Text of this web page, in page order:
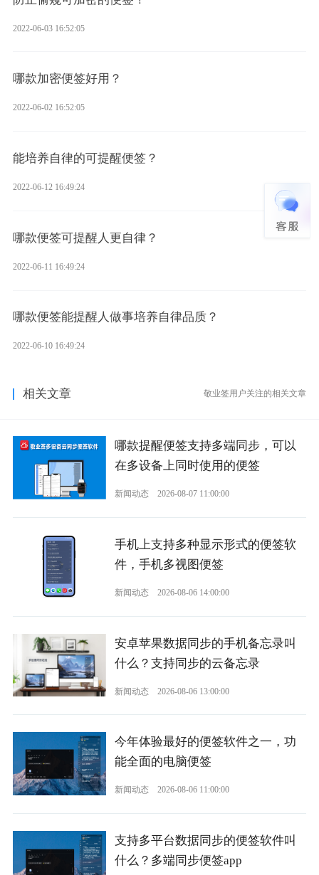
2022-06-03 16:52:05
哪款加密便签好用？
2022-06-02 16:52:05
能培养自律的可提醒便签？
2022-06-12 16:49:24
哪款便签可提醒人更自律？
2022-06-11 16:49:24
哪款便签能提醒人做事培养自律品质？
2022-06-10 16:49:24
相关文章 敬业签用户关注的相关文章
哪款提醒便签支持多端同步，可以
在多设备上同时使用的便签
新闻动态 2026-08-07 11:00:00
手机上支持多种显示形式的便签软
件，手机多视图便签
新闻动态 2026-08-06 14:00:00
安卓苹果数据同步的手机备忘录叫
什么？支持同步的云备忘录
新闻动态 2026-08-06 13:00:00
今年体验最好的便签软件之一，功
能全面的电脑便签
新闻动态 2026-08-06 11:00:00
支持多平台数据同步的便签软件叫
什么？多端同步便签app